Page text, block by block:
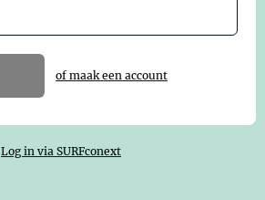
of maak een account
Log in via SURFconext